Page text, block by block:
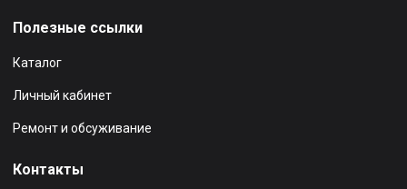
Полезные ссылки
Каталог
Личный кабинет
Ремонт и обсуживание
Контакты